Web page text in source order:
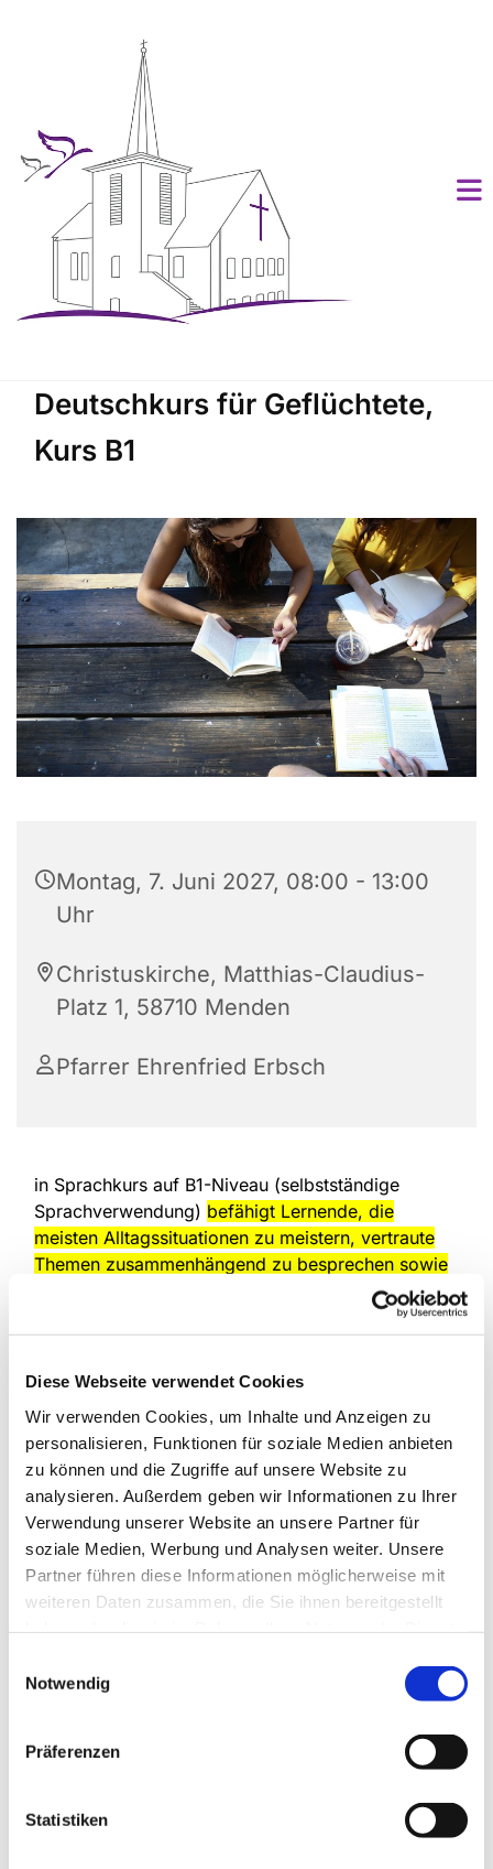
Diese Webseite verwendet Cookies
Wir verwenden Cookies, um Inhalte und Anzeigen zu
personalisieren, Funktionen für soziale Medien anbieten
zu können und die Zugriffe auf unsere Website zu
analysieren. Außerdem geben wir Informationen zu Ihrer
Verwendung unserer Website an unsere Partner für
soziale Medien, Werbung und Analysen weiter. Unsere
Partner führen diese Informationen möglicherweise mit
weiteren Daten zusammen, die Sie ihnen bereitgestellt
Notwendig
Präferenzen
Statistiken
Deutschkurs für Geflüchtete,
Kurs B1
Montag, 7. Juni 2027, 08:00 - 13:00
Uhr
Christuskirche, Matthias-Claudius-
Platz 1, 58710 Menden
Pfarrer Ehrenfried Erbsch
in Sprachkurs auf B1-Niveau (selbstständige
Sprachverwendung) befähigt Lernende, die
meisten Alltagssituationen zu meistern, vertraute
Themen zusammenhängend zu besprechen sowie
Arbeitsaufnahme in Deutschland und entspricht
Bedeutung und Kompetenzen des B1-Niveaus:
Alltag & Reisen:
Selbstständige Bewältigung
des Alltags, einfache Gespräche auf Reisen
und situationsgerechtes Handeln.
Kommunikation:Zusammenhängendes
Sprechen über vertraute Themen,
persönliche Interessen, Erlebnisse und Ziele.
Radio- oder Fernsehsendungen verstehen,
wenn deutlich gesprochen wird .
komplexerer Strukturen (z. B. Konjunktiv II,
Offizielle Anerkennung:
Das B1-Zertifikat ist